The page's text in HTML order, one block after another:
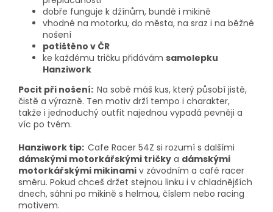
dobře funguje k džínům, bundě i mikině
vhodné na motorku, do města, na sraz i na běžné
nošení
potištěno v ČR
ke každému tričku přidávám samolepku
Hanziwork
Pocit při nošení: Na sobě máš kus, který působí jistě,
čistě a výrazně. Ten motiv drží tempo i charakter,
takže i jednoduchý outfit najednou vypadá pevněji a
víc po tvém.
Hanziwork tip: Cafe Racer 54Z si rozumí s dalšími
dámskými motorkářskými tričky a dámskými
motorkářskými mikinami v závodním a café racer
směru. Pokud chceš držet stejnou linku i v chladnějších
dnech, sáhni po mikině s helmou, číslem nebo racing
motivem.